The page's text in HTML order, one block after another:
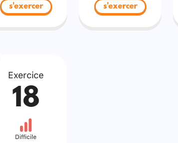
s'exercer s'exercer
Exercice
18
Difficile